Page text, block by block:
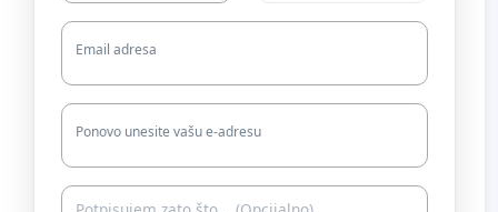
Email adresa
Ponovo unesite vašu e-adresu